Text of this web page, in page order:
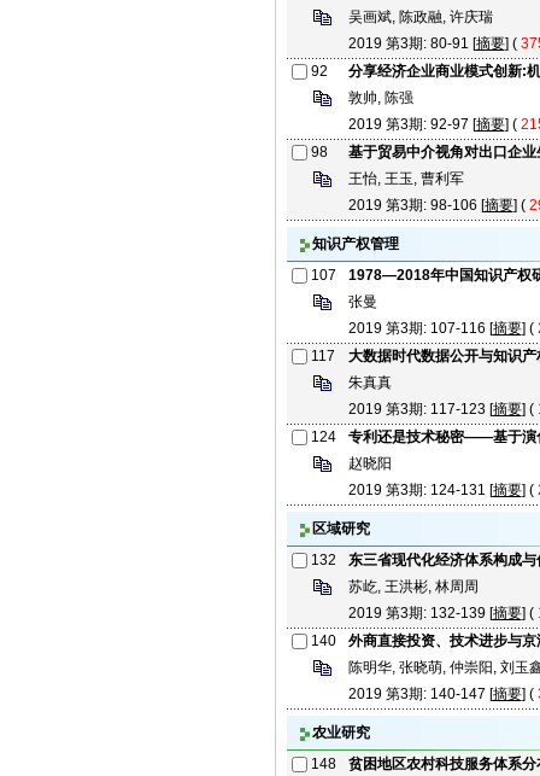
吴画斌, 陈政融, 许庆瑞
2019 第3期: 80-91 [摘要] (
92
分享经济企业商业模式创新:
敦帅, 陈强
2019 第3期: 92-97 [摘要] (
98
基于贸易中介视角对出口企
王怡, 王玉, 曹利军
2019 第3期: 98-106 [摘要] (
知识产权管理
107
1978—2018年中国知识产权
张曼
2019 第3期: 107-116 [摘要] (
117
大数据时代数据公开与知识
朱真真
2019 第3期: 117-123 [摘要] (
124
专利还是技术秘密——基于演
赵晓阳
2019 第3期: 124-131 [摘要] (
区域研究
132
东三省现代化经济体系构成
苏屹, 王洪彬, 林周周
2019 第3期: 132-139 [摘要] (
140
外商直接投资、技术进步与
陈明华, 张晓萌, 仲崇阳, 刘玉
2019 第3期: 140-147 [摘要] (
农业研究
148
贫困地区农村科技服务体系